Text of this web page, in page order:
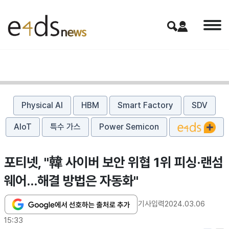
Physical AI HBM Smart Factory SDV
AIoT 특수 가스 Power Semicon
포티넷, "韓 사이버 보안 위협 1위 피싱·랜섬
웨어...해결 방법은 자동화"
기사입력2024.03.06
15:33